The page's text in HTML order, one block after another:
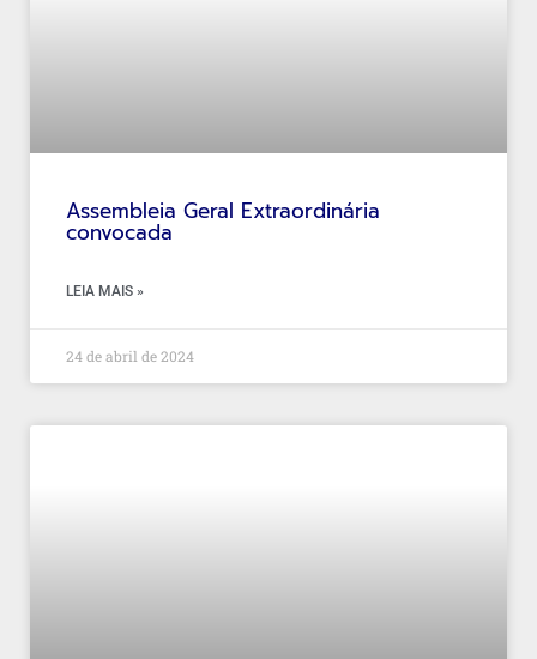
Assembleia Geral Extraordinária
convocada
LEIA MAIS »
24 de abril de 2024